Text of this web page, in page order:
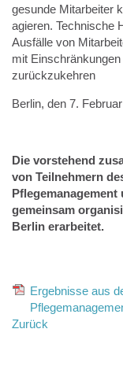
gesunde Mitarbeiter
agieren. Technische
Ausfälle von
mit
zurückzukehren
Berlin, den 7.
Die vorstehend
von Teilnehmern
gemeinsam
Berlin erarbeitet.
Ergebnisse aus
Zurück